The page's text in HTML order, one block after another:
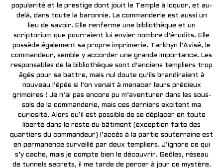
popularité et le prestige dont jouit le Temple à Icquor, et au-
delà, dans toute la baronnie. La commanderie est aussi un
lieu de savoir. Elle renferme une bibliothèque et un
scriptorium que pourraient lui envier nombre d’érudits. Elle
possède également sa propre imprimerie. Tarkhyn l’Avisé, le
commandeur, semble y accorder une grande importance. Les
responsables de la bibliothèque sont d’anciens templiers trop
âgés pour se battre, mais nul doute qu’ils brandiraient à
nouveau l’épée si l’on venait à menacer leurs précieux
grimoires ! Je n’ai pas encore pu m’aventurer dans les sous-
sols de la commanderie, mais ces derniers excitent ma
curiosité. Alors qu’il est possible de se déplacer en toute
liberté dans le reste du bâtiment (exception faite des
quartiers du commandeur) l’accès à la partie souterraine est
en permanence surveillé par deux templiers. J’ignore ce qui
s’y cache, mais je compte bien le découvrir. Geôles, réseau
de tunnels secrets, il me tarde de percer à jour ce mystère.